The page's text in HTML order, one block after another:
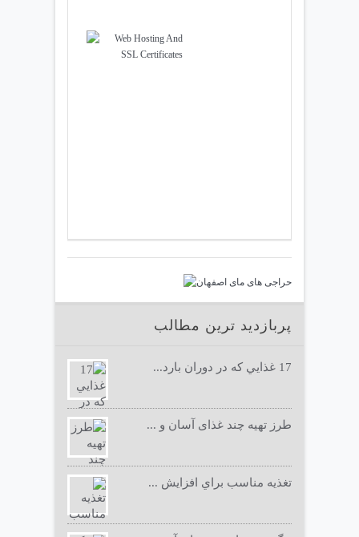
پربازدید ترین مطالب
17 غذايي كه در دوران بارد...
طرز تهیه چند غذای آسان و ...
تغذيه مناسب براي افزايش ...